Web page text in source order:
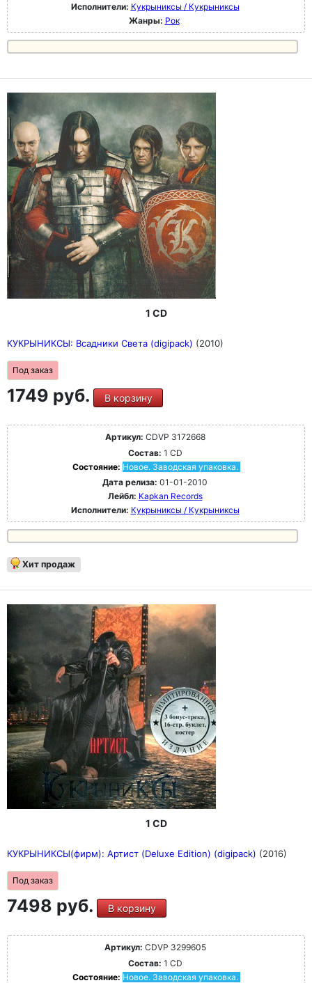
Исполнители: Кукрыниксы / Кукрыниксы
Жанры: Рок
1 CD
КУКРЫНИКСЫ: Всадники Света (digipack) (2010)
Под заказ
1749 руб. В корзину
Артикул: CDVP 3172668
Состав: 1 CD
Состояние: Новое. Заводская упаковка.
Дата релиза: 01-01-2010
Лейбл: Kapkan Records
Исполнители: Кукрыниксы / Кукрыниксы
Хит продаж
1 CD
КУКРЫНИКСЫ(фирм): Артист (Deluxe Edition) (digipack) (2016)
Под заказ
7498 руб. В корзину
Артикул: CDVP 3299605
Состав: 1 CD
Состояние: Новое. Заводская упаковка.